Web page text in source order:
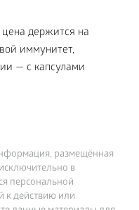
держится на
иммунитет,
— с капсулами
размещённая
в
персональной
к действию или